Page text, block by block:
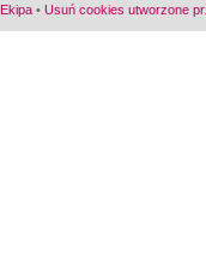
Ekipa • Usuń cookies utworzone